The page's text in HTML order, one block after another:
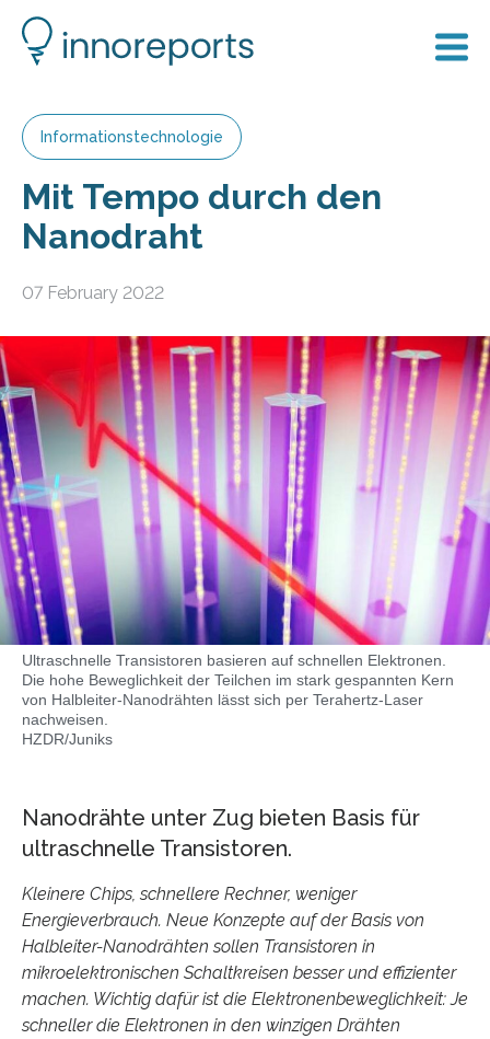
Informationstechnologie
Mit Tempo durch den
Nanodraht
07 February 2022
Ultraschnelle Transistoren basieren auf schnellen Elektronen.
Die hohe Beweglichkeit der Teilchen im stark gespannten Kern
von Halbleiter-Nanodrähten lässt sich per Terahertz-Laser
nachweisen.
HZDR/Juniks
Nanodrähte unter Zug bieten Basis für
ultraschnelle Transistoren.
Kleinere Chips, schnellere Rechner, weniger
Energieverbrauch. Neue Konzepte auf der Basis von
Halbleiter-Nanodrähten sollen Transistoren in
mikroelektronischen Schaltkreisen besser und effizienter
machen. Wichtig dafür ist die Elektronenbeweglichkeit: Je
schneller die Elektronen in den winzigen Drähten